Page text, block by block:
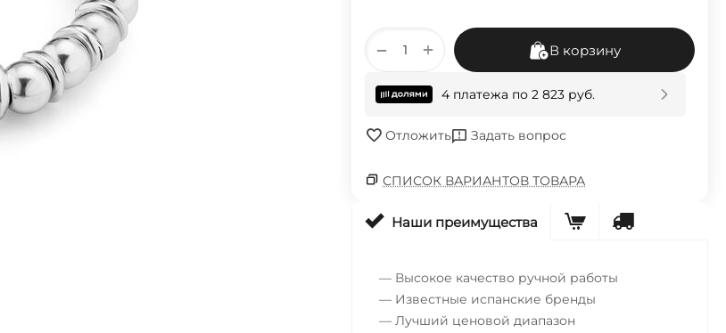
+
− В корзину
4 платежа по 2 823 руб.
Отложить Задать вопрос
СПИСОК ВАРИАНТОВ ТОВАРА
Наши преимущества
— Высокое качество ручной работы
— Известные испанские бренды
— Лучший ценовой диапазон